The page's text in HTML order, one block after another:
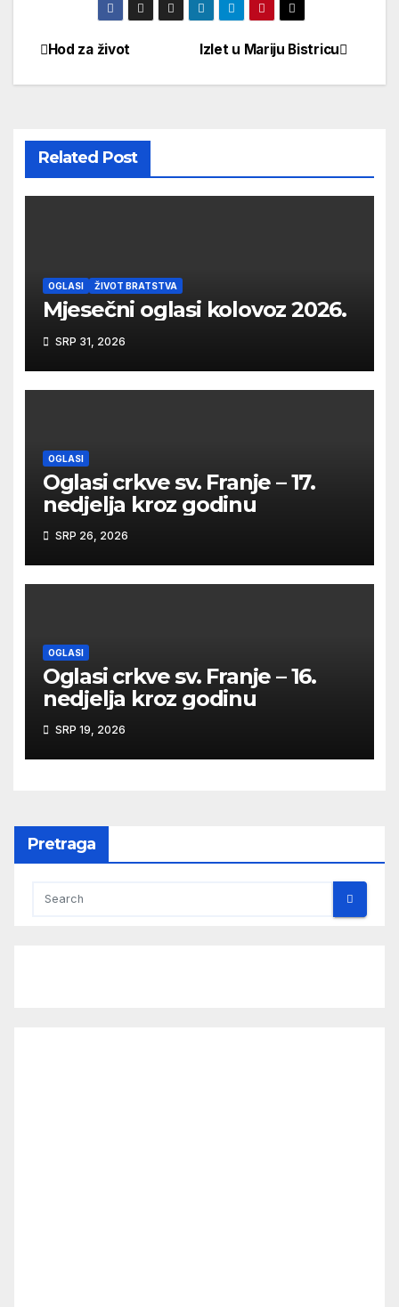
Navigacija
objava
Izlet u Mariju Bistricu
Hod za život
Related Post
OGLASI ŽIVOT BRATSTVA
Mjesečni oglasi kolovoz 2026.
SRP 31, 2026
OGLASI
Oglasi crkve sv. Franje – 17.
nedjelja kroz godinu
SRP 26, 2026
OGLASI
Oglasi crkve sv. Franje – 16.
nedjelja kroz godinu
SRP 19, 2026
Pretraga